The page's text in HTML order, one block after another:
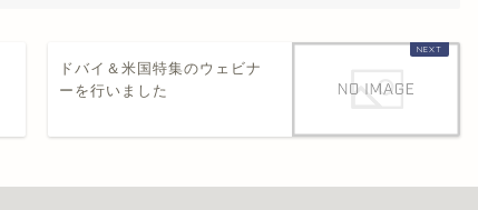
ドバイ＆米国特集のウェビナ
ーを行いました